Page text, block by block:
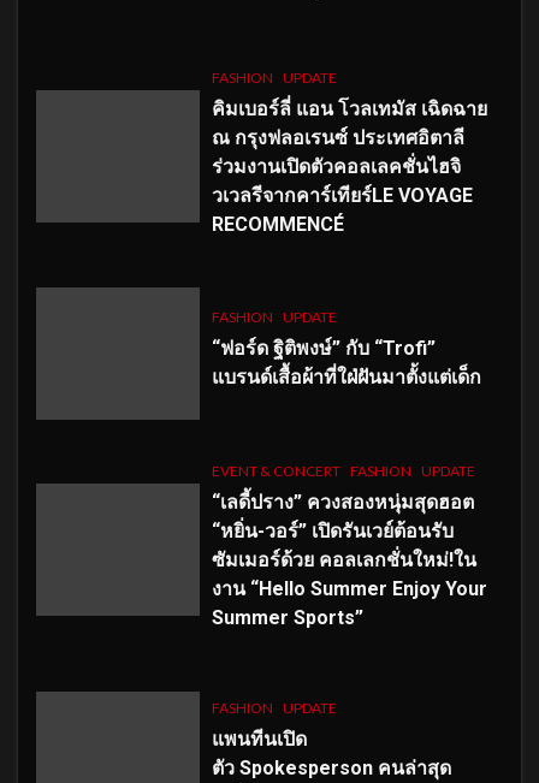
FASHION UPDATE
คิมเบอร์ลี่ แอน โวลเทมัส เฉิดฉาย
ณ กรุงฟลอเรนซ์ ประเทศอิตาลี
ร่วมงานเปิดตัวคอลเลคชั่นไฮจิ
วเวลรีจากคาร์เทียร์LE VOYAGE
RECOMMENCÉ
FASHION UPDATE
“ฟอร์ด ฐิติพงษ์” กับ “Trofi”
แบรนด์เสื้อผ้าที่ใฝ่ฝันมาตั้งแต่เด็ก
EVENT & CONCERT FASHION UPDATE
“เลดี้ปราง” ควงสองหนุ่มสุดฮอต
“หยิ่น-วอร์” เปิดรันเวย์ต้อนรับ
ซัมเมอร์ด้วย คอลเลกชั่นใหม่!ใน
งาน “Hello Summer Enjoy Your
Summer Sports”
FASHION UPDATE
แพนทีนเปิด
ตัว Spokesperson คนล่าสุด